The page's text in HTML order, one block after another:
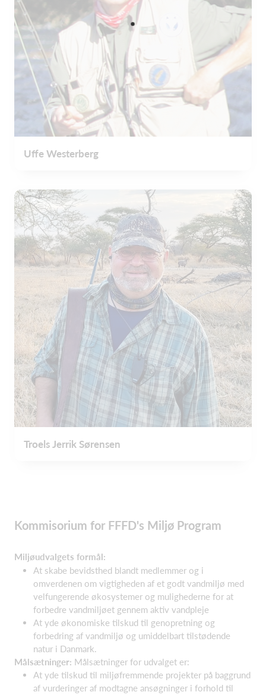
Uffe Westerberg
Troels Jerrik Sørensen
Kommisorium for FFFD's Miljø Program
Miljøudvalgets formål:
At skabe bevidsthed blandt medlemmer og i
omverdenen om vigtigheden af et godt vandmiljø med
velfungerende økosystemer og mulighederne for at
forbedre vandmiljøet gennem aktiv vandpleje
At yde økonomiske tilskud til genopretning og
forbedring af vandmiljø og umiddelbart tilstødende
natur i Danmark.
Målsætninger: Målsætninger for udvalget er:
At yde tilskud til miljøfremmende projekter på baggrund
af vurderinger af modtagne ansøgninger i forhold til